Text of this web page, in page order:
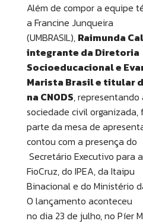
Além de compor a equipe
a Francine Junqueira
(UMBRASIL), Raimunda
integrante da Diretoria
Socioeducacional e
Marista Brasil e titular
na CNODS,
sociedade civil organizada,
parte da mesa de
contou com a presença do
Secretário Executivo para a
FioCruz, do IPEA, da Itaipu
Binacional e do Ministério
O lançamento aconteceu
no dia 23 de julho, no Píer